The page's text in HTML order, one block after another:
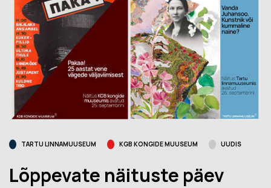
TARTU LINNAMUUSEUM KGB KONGIDE MUUSEUM UUDIS
Lõppevate näituste päev